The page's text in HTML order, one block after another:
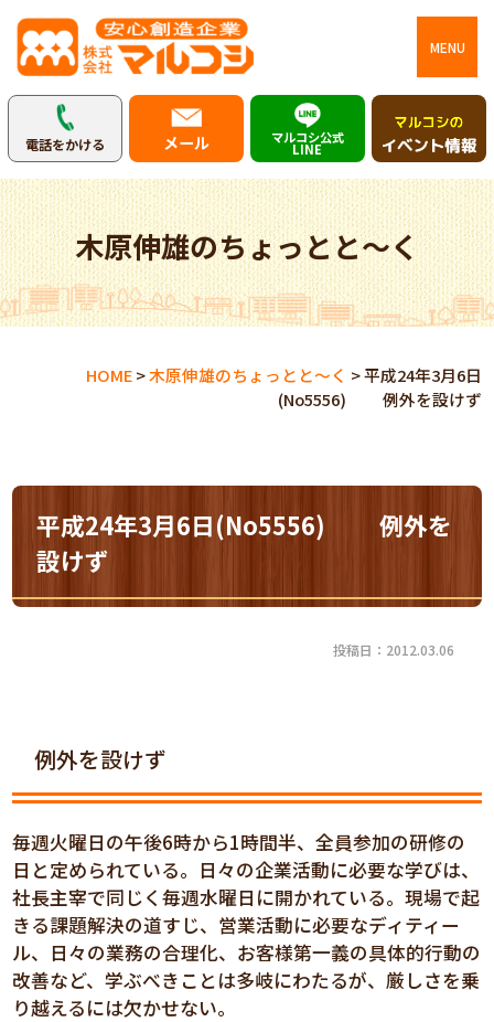
MENU
電話をかける メール マルコシ公式
LINE
木原伸雄のちょっとと～く
HOME>木原伸雄のちょっとと～く >平成24年3月6日
(No5556) 例外を設けず
平成24年3月6日(No5556) 例外を
設けず
投稿日：2012.03.06
例外を設けず
毎週火曜日の午後6時から1時間半、全員参加の研修の
日と定められている。日々の企業活動に必要な学びは、
社長主宰で同じく毎週水曜日に開かれている。現場で起
きる課題解決の道すじ、営業活動に必要なディティー
ル、日々の業務の合理化、お客様第一義の具体的行動の
改善など、学ぶべきことは多岐にわたるが、厳しさを乗
り越えるには欠かせない。